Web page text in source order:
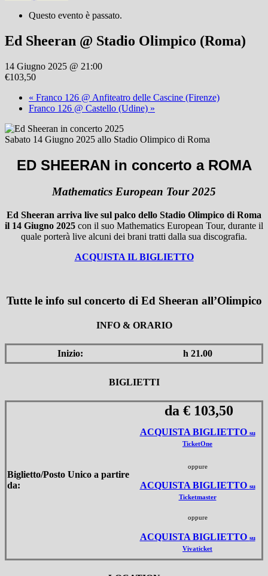
Questo evento è passato.
Ed Sheeran @ Stadio Olimpico (Roma)
14 Giugno 2025 @ 21:00
€103,50
« Franco 126 @ Anfiteatro delle Cascine (Firenze)
Franco 126 @ Castello (Udine) »
Sabato 14 Giugno 2025 allo Stadio Olimpico di Roma
ED SHEERAN in concerto a ROMA
Mathematics European Tour 2025
Ed Sheeran arriva live sul palco dello Stadio Olimpico di Roma
il 14 Giugno 2025 con il suo Mathematics European Tour, durante il
quale porterà live alcuni dei brani tratti dalla sua discografia.
ACQUISTA IL BIGLIETTO
Tutte le info sul concerto di Ed Sheeran all’Olimpico
INFO & ORARIO
Inizio: h 21.00
BIGLIETTI
Biglietto/Posto Unico a partire
da:
da € 103,50
ACQUISTA BIGLIETTO su
TicketOne
oppure
ACQUISTA BIGLIETTO su
Ticketmaster
oppure
ACQUISTA BIGLIETTO su
Vivaticket